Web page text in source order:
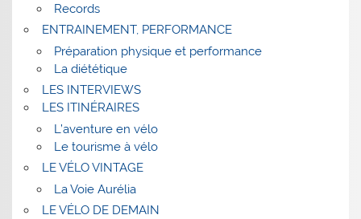
Records
ENTRAINEMENT, PERFORMANCE
Préparation physique et performance
La diététique
LES INTERVIEWS
LES ITINÉRAIRES
L’aventure en vélo
Le tourisme à vélo
LE VÉLO VINTAGE
La Voie Aurélia
LE VÉLO DE DEMAIN